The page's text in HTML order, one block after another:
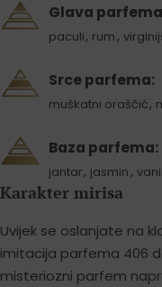
Glava
paculi, rum ,
Srce parfema:
muškatni oraščić,
Baza parfema:
jantar, jasmin ,
Karakter mirisa
Uvijek se oslanjate na
imitacija parfema 406
misteriozni parfem